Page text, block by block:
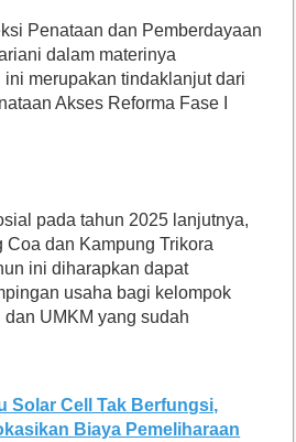
Penataan dan Pemberdayaan
dalam materinya
merupakan tindaklanjut dari
Akses Reforma Fase I
pada tahun 2025 lanjutnya,
dan Kampung Trikora
ini diharapkan dapat
usaha bagi kelompok
UMKM yang sudah
Solar Cell Tak Berfungsi,
Biaya Pemeliharaan